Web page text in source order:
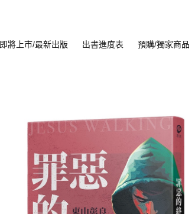
即將上市/最新出版 出書進度表 預購/獨家商品